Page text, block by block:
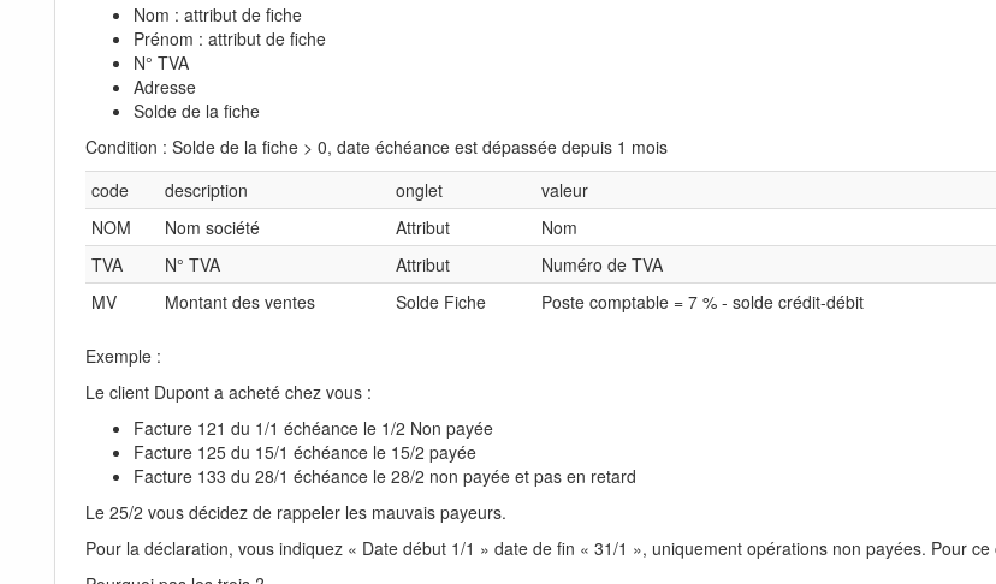
Nom : attribut de fiche
Prénom : attribut de fiche
N° TVA
Adresse
Solde de la fiche
Condition : Solde de la fiche > 0, date échéance est dépassée depuis 1 mois
code
description onglet
valeur
NOM
Nom société Attribut
Nom
TVA
N° TVA Attribut
Numéro de TVA
MV
Montant des ventes Solde Fiche Poste comptable = 7 % - solde crédit-débit
Exemple :
Le client Dupont a acheté chez vous :
Facture 121 du 1/1 échéance le 1/2 Non payée
Facture 125 du 15/1 échéance le 15/2 payée
Facture 133 du 28/1 échéance le 28/2 non payée et pas en retard
Le 25/2 vous décidez de rappeler les mauvais payeurs.
Pour la déclaration, vous indiquez « Date début 1/1 » date de fin « 31/1 », uniquement opérations non payées. Pour